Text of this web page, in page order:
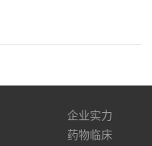
企业实力
药物临床